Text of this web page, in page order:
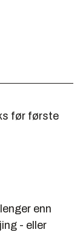
før første
enn
- eller